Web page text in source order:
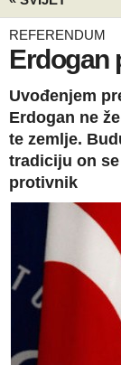
REFERENDUM
Erdogan
Uvođenjem
Erdogan ne
te zemlje.
tradiciju on
protivnik